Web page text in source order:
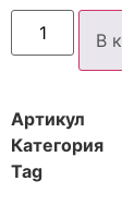
В
Артикул
Категория
Tag